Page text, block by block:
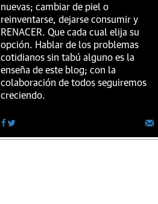
nuevas; cambiar de piel o
reinventarse, dejarse consumir y
RENACER. Que cada cual elija su
opción. Hablar de los problemas
cotidianos sin tabú alguno es la
enseña de este blog; con la
colaboración de todos seguiremos
creciendo.